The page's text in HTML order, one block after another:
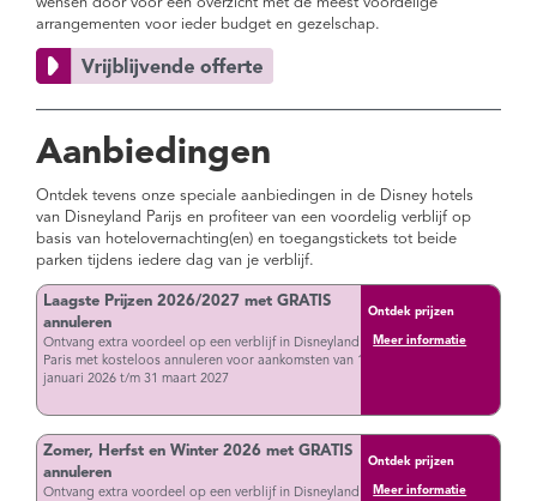
arrangementen voor ieder budget en gezelschap.
Aanbiedingen
Ontdek tevens onze speciale aanbiedingen in de Disney hotels
van Disneyland Parijs en profiteer van een voordelig verblijf op
basis van hotelovernachting(en) en toegangstickets tot beide
parken tijdens iedere dag van je verblijf.
Laagste Prijzen 2026/2027 met GRATIS
annuleren
Ontvang extra voordeel op een verblijf in Disneyland
Paris met kosteloos annuleren voor aankomsten van 1
januari 2026 t/m 31 maart 2027
Ontdek prijzen
Meer informatie
Zomer, Herfst en Winter 2026 met GRATIS
annuleren
Ontvang extra voordeel op een verblijf in Disneyland
Ontdek prijzen
Meer informatie